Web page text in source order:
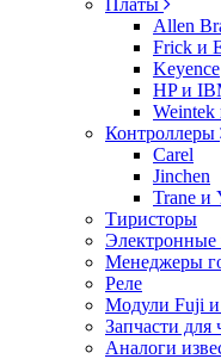
Платы
Allen
Frick и
Keyence
HP и
Weintek
Контроллеры
Carel
Jinchen
Trane и
Тиристоры
Менеджеры
Реле
Модули Fuji
Запчасти для
Аналоги